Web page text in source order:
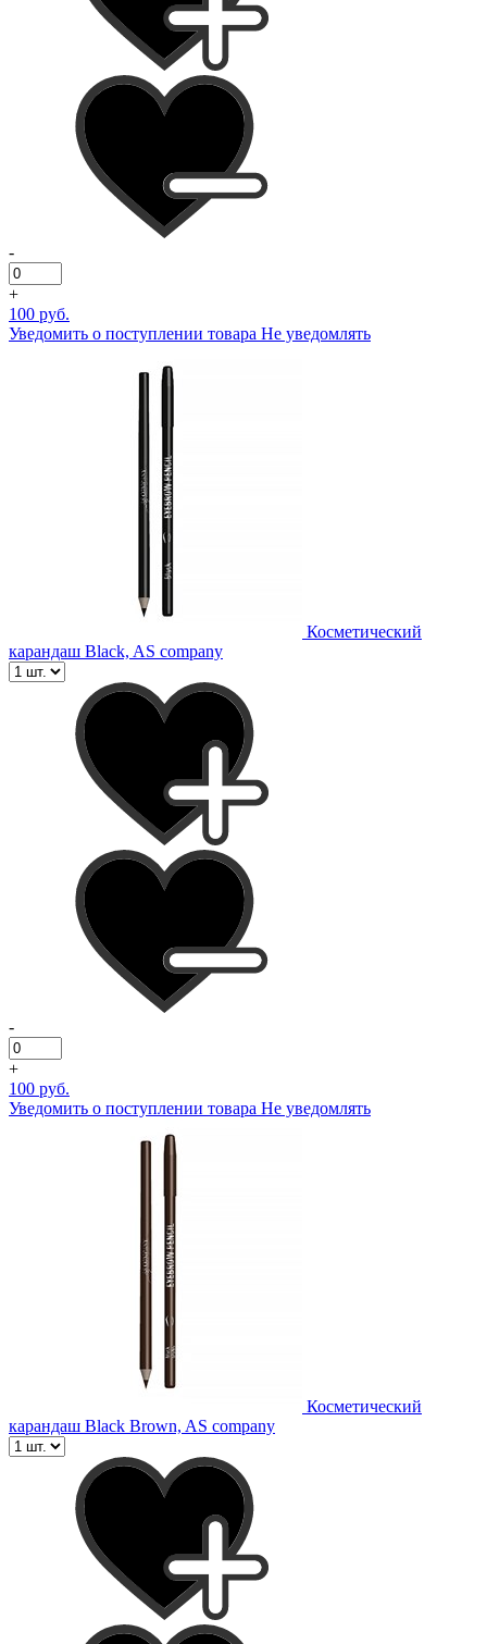
-
+
100 руб.
Уведомить о поступлении товара Не уведомлять
Косметический
карандаш Black, AS company
-
+
100 руб.
Уведомить о поступлении товара Не уведомлять
Косметический
карандаш Black Brown, AS company